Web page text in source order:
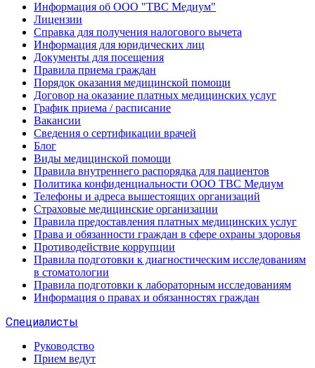
Информация об ООО "ТВС Медиум"
Лицензии
Справка для получения налогового вычета
Информация для юридических лиц
Документы для посещения
Правила приема граждан
Порядок оказания медицинской помощи
Договор на оказание платных медицинских услуг
График приема / расписание
Вакансии
Сведения о сертификации врачей
Блог
Виды медицинской помощи
Правила внутреннего распорядка для пациентов
Политика конфиденциальности ООО ТВС Медиум
Телефоны и адреса вышестоящих организаций
Страховые медицинские организации
Правила предоставления платных медицинских услуг
Права и обязанности граждан в сфере охраны здоровья
Противодействие коррупции
Правила подготовки к диагностическим исследованиям
в стоматологии
Правила подготовки к лабораторным исследованиям
Информация о правах и обязанностях граждан
Специалисты
Руководство
Прием ведут